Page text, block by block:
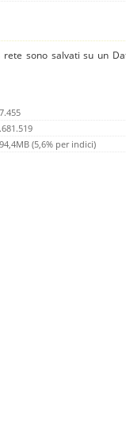
sono salvati su un
(5,6% per indici)